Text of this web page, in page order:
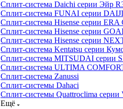
Сплит-система Daichi серии Эйр
Сплит-система FUNAI серии
Сплит-система Hisense серии ERA
Сплит-система Hisense серии
Сплит-система Hisense серии
Сплит-система Kentatsu серии
Сплит-система MITSUDAI серии
Сплит-система ULTIMA
Сплит-система Zanussi
Сплит-системы Dahaci
Сплит-системы Quattroclima серии
Ещё